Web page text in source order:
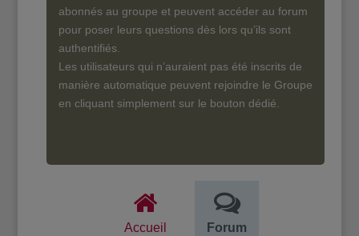
abonnés au groupe et peuvent accéder au forum
pour poser leurs questions dès lors qu’ils sont
authentifiés.
Les utilisateurs qui n’auraient pas été inscrits de
manière automatique peuvent rejoindre le Groupe
en cliquant simplement sur le bouton dédié.
Accueil Forum